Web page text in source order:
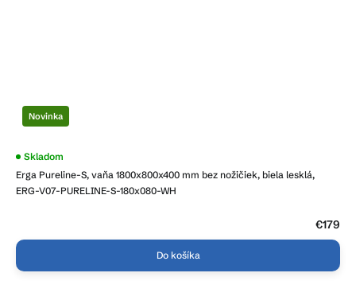
Novinka
Erga Pureline-S, vaňa 1800x800x400 mm bez nožičiek, biela lesklá,
ERG-V07-PURELINE-S-180x080-WH
Priemerné
produktu
je
Skladom
€179
Do košíka